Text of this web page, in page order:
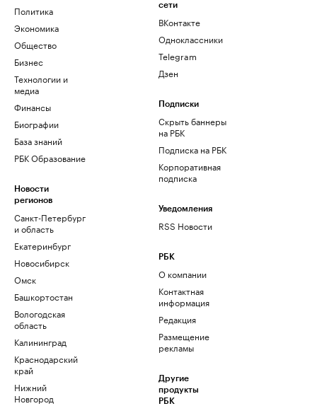
Политика
Экономика
Общество
Бизнес
Технологии и
медиа
Финансы
Биографии
База знаний
РБК Образование
Новости
регионов
Санкт-Петербург
и область
Екатеринбург
Новосибирск
Омск
Башкортостан
Вологодская
область
Калининград
Краснодарский
край
Нижний
Новгород
сети
ВКонтакте
Одноклассники
Telegram
Дзен
Подписки
Скрыть баннеры
на РБК
Подписка на РБК
Корпоративная
подписка
Уведомления
RSS Новости
РБК
О компании
Контактная
информация
Редакция
Размещение
рекламы
Другие
продукты
РБК